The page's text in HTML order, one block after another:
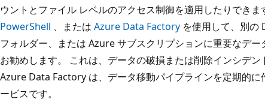
ウントとファイル レベルのアクセス制御を適用したりできま
PowerShell 、または Azure Data Factory を使用して、別の
フォルダー、または Azure サブスクリプションに重要なデ
お勧めします。 これは、データの破損または削除インシデン
Azure Data Factory は、データ移動パイプラインを定期的
ービスです。